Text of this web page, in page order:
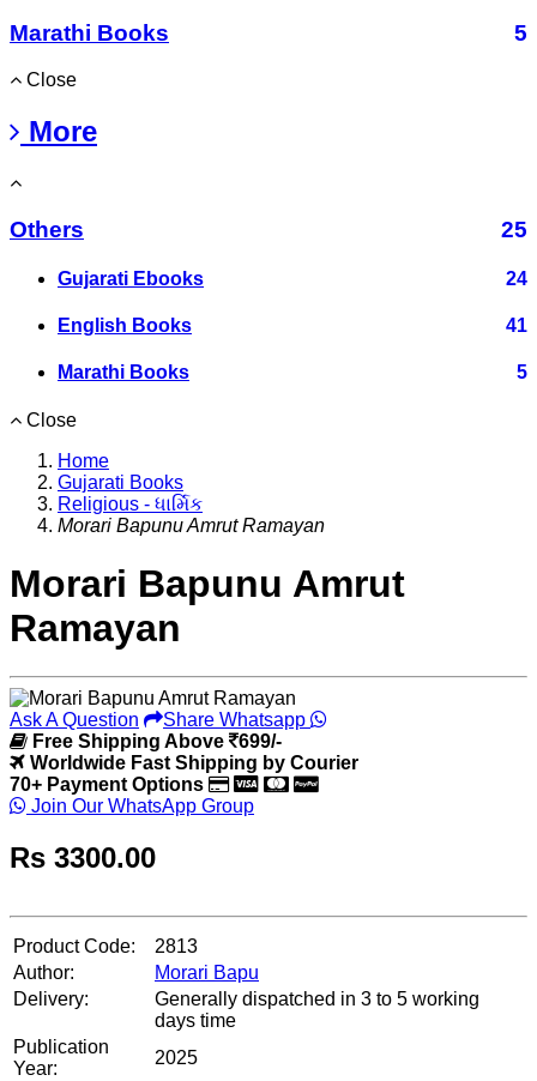
Marathi Books
5
Close
More
Others 25
Gujarati Ebooks 24
English Books 41
Marathi Books 5
Close
Home
Gujarati Books
Religious - ધાર્મિક
Morari Bapunu Amrut Ramayan
Morari Bapunu Amrut
Ramayan
Ask A Question
Share Whatsapp
Free Shipping Above
699/-
Worldwide Fast Shipping by Courier
70+ Payment Options
Join Our WhatsApp Group
Rs 3300.00
Product Code:
2813
Author:
Morari Bapu
Delivery:
Generally dispatched in 3 to 5 working
days time
Publication
Year:
2025